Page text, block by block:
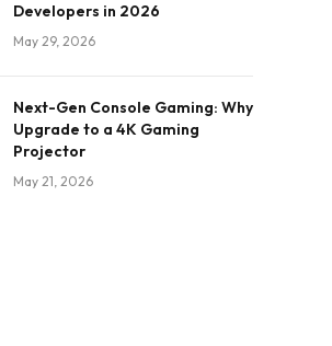
Developers in 2026
May 29, 2026
Next-Gen Console Gaming: Why
Upgrade to a 4K Gaming
Projector
May 21, 2026